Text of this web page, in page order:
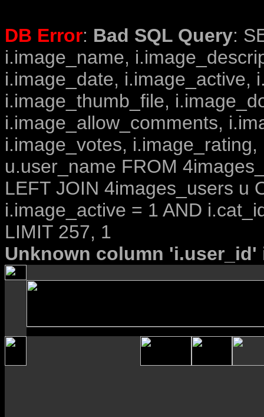
DB Error: Bad SQL Query:
i.image_name,
i.image_date, i.image_active,
i.image_thumb_file,
i.image_allow_comments,
i.image_votes,
u.user_name FROM
LEFT JOIN 4images_users u
i.image_active = 1 AND
LIMIT 257, 1
Unknown column